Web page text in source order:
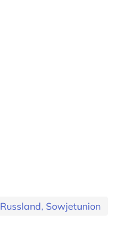
Russland, Sowjetunion